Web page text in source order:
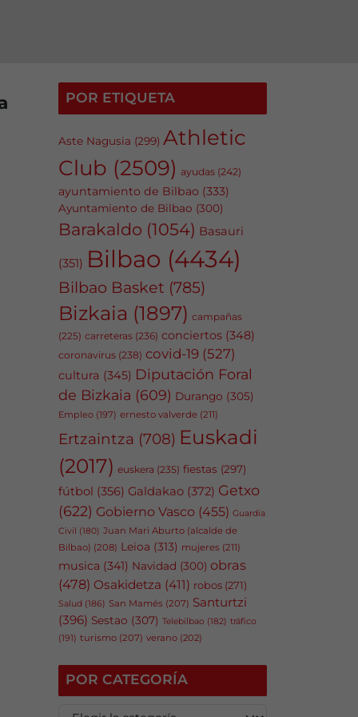
POR ETIQUETA
Aste Nagusia (299) Athletic
Club (2509) ayudas (242)
ayuntamiento de Bilbao (333)
Ayuntamiento de Bilbao (300)
Barakaldo (1054) Basauri
(351) Bilbao (4434)
Bilbao Basket (785)
Bizkaia (1897) campañas
(225) carreteras (236) conciertos (348)
coronavirus (238) covid-19 (527)
cultura (345) Diputación Foral
de Bizkaia (609) Durango (305)
Empleo (197) ernesto valverde (211)
Ertzaintza (708) Euskadi
(2017) euskera (235) fiestas (297)
fútbol (356) Galdakao (372) Getxo
(622) Gobierno Vasco (455) Guardia
Civil (180) Juan Mari Aburto (alcalde de
Bilbao) (208) Leioa (313) mujeres (211)
musica (341) Navidad (300) obras
(478) Osakidetza (411) robos (271)
Salud (186) San Mamés (207) Santurtzi
(396) Sestao (307) Telebilbao (182) tráfico
(191) turismo (207) verano (202)
POR CATEGORÍA